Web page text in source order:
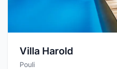
Villa Harold
Pouli